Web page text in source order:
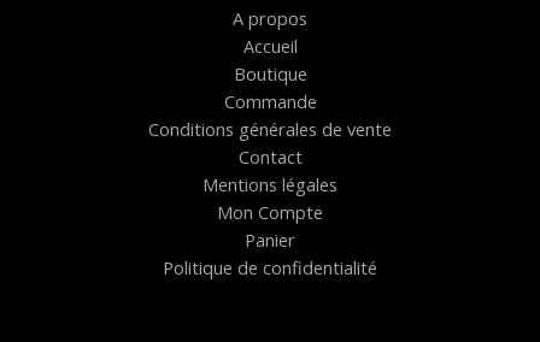
A propos
Accueil
Boutique
Commande
Conditions générales de vente
Contact
Mentions légales
Mon Compte
Panier
Politique de confidentialité